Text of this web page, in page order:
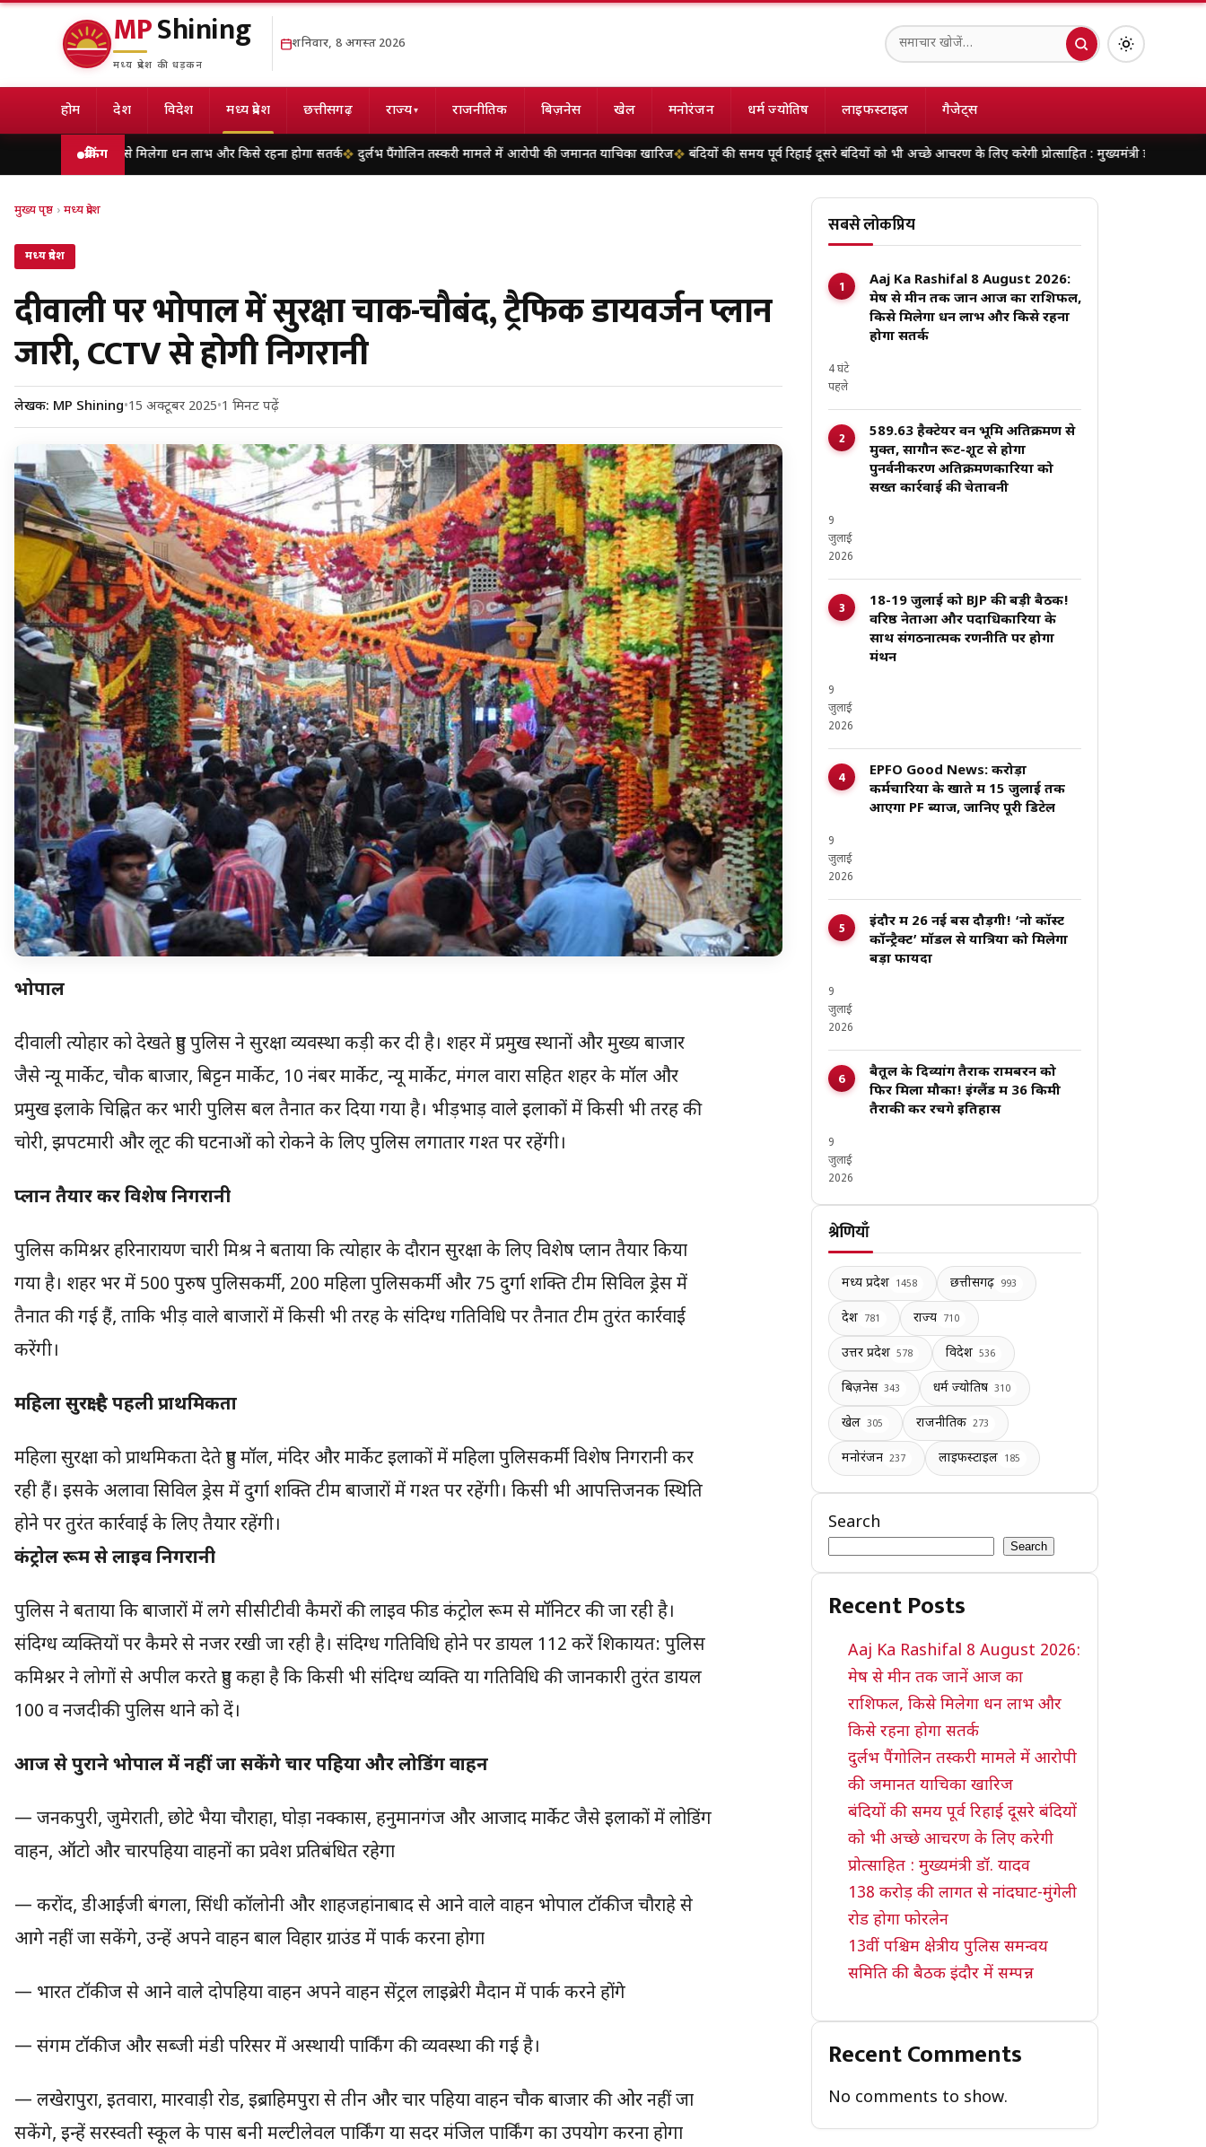
MPShining
मध्य प्रदेश की धड़कन
शनिवार, 8 अगस्त 2026
होम देश विदेश मध्य प्रदेश छत्तीसगढ़ राज्य▾ राजनीतिक बिज़नेस खेल मनोरंजन धर्म ज्योतिष लाइफस्टाइल गैजेट्स
ब्रेकिंग
किसे मिलेगा धन लाभ और किसे रहना होगा सतर्क दुर्लभ पैंगोलिन तस्करी मामले में आरोपी की जमानत याचिका खारिज बंदियों की समय पूर्व रिहाई दूसरे बंदियों को भी अच्छे आचरण के लिए करेगी प्रोत्साहित : मुख्यमंत्री डॉ. यादव 138 करोड़ की
मुख्य पृष्ठ › मध्य प्रदेश
मध्य प्रदेश
दीवाली पर भोपाल में सुरक्षा चाक-चौबंद, ट्रैफिक डायवर्जन प्लान
जारी, CCTV से होगी निगरानी
लेखक: MP Shining•15 अक्टूबर 2025•1 मिनट पढ़ें
भोपाल
दीवाली त्योहार को देखते हुए पुलिस ने सुरक्षा व्यवस्था कड़ी कर दी है। शहर में प्रमुख स्थानों और मुख्य बाजार
जैसे न्यू मार्केट, चौक बाजार, बिट्टन मार्केट, 10 नंबर मार्केट, न्यू मार्केट, मंगल वारा सहित शहर के मॉल और
प्रमुख इलाके चिह्नित कर भारी पुलिस बल तैनात कर दिया गया है। भीड़भाड़ वाले इलाकों में किसी भी तरह की
चोरी, झपटमारी और लूट की घटनाओं को रोकने के लिए पुलिस लगातार गश्त पर रहेंगी।
प्लान तैयार कर विशेष निगरानी
पुलिस कमिश्नर हरिनारायण चारी मिश्र ने बताया कि त्योहार के दौरान सुरक्षा के लिए विशेष प्लान तैयार किया
गया है। शहर भर में 500 पुरुष पुलिसकर्मी, 200 महिला पुलिसकर्मी और 75 दुर्गा शक्ति टीम सिविल ड्रेस में
तैनात की गई हैं, ताकि भीड़ वाले बाजारों में किसी भी तरह के संदिग्ध गतिविधि पर तैनात टीम तुरंत कार्रवाई
करेंगी।
महिला सुरक्षा है पहली प्राथमिकता
महिला सुरक्षा को प्राथमिकता देते हुए मॉल, मंदिर और मार्केट इलाकों में महिला पुलिसकर्मी विशेष निगरानी कर
रही हैं। इसके अलावा सिविल ड्रेस में दुर्गा शक्ति टीम बाजारों में गश्त पर रहेंगी। किसी भी आपत्तिजनक स्थिति
होने पर तुरंत कार्रवाई के लिए तैयार रहेंगी।
कंट्रोल रूम से लाइव निगरानी
पुलिस ने बताया कि बाजारों में लगे सीसीटीवी कैमरों की लाइव फीड कंट्रोल रूम से मॉनिटर की जा रही है।
संदिग्ध व्यक्तियों पर कैमरे से नजर रखी जा रही है। संदिग्ध गतिविधि होने पर डायल 112 करें शिकायत: पुलिस
कमिश्नर ने लोगों से अपील करते हुए कहा है कि किसी भी संदिग्ध व्यक्ति या गतिविधि की जानकारी तुरंत डायल
100 व नजदीकी पुलिस थाने को दें।
आज से पुराने भोपाल में नहीं जा सकेंगे चार पहिया और लोडिंग वाहन
— जनकपुरी, जुमेराती, छोटे भैया चौराहा, घोड़ा नक्कास, हनुमानगंज और आजाद मार्केट जैसे इलाकों में लोडिंग
वाहन, ऑटो और चारपहिया वाहनों का प्रवेश प्रतिबंधित रहेगा
— करोंद, डीआईजी बंगला, सिंधी कॉलोनी और शाहजहांनाबाद से आने वाले वाहन भोपाल टॉकीज चौराहे से
आगे नहीं जा सकेंगे, उन्हें अपने वाहन बाल विहार ग्राउंड में पार्क करना होगा
— भारत टॉकीज से आने वाले दोपहिया वाहन अपने वाहन सेंट्रल लाइब्रेरी मैदान में पार्क करने होंगे
— संगम टॉकीज और सब्जी मंडी परिसर में अस्थायी पार्किंग की व्यवस्था की गई है।
— लखेरापुरा, इतवारा, मारवाड़ी रोड, इब्राहिमपुरा से तीन और चार पहिया वाहन चौक बाजार की ओर नहीं जा
सकेंगे, इन्हें सरस्वती स्कूल के पास बनी मल्टीलेवल पार्किंग या सदर मंजिल पार्किंग का उपयोग करना होगा
सबसे लोकप्रिय
Aaj Ka Rashifal 8 August 2026:
मेष से मीन तक जानें आज का राशिफल,
किसे मिलेगा धन लाभ और किसे रहना
होगा सतर्क
4 घंटे
पहले
589.63 हैक्टेयर वन भूमि अतिक्रमण से
मुक्त, सागौन रूट-शूट से होगा
पुनर्वनीकरण अतिक्रमणकारियों को
सख्त कार्रवाई की चेतावनी
9
जुलाई
2026
18-19 जुलाई को BJP की बड़ी बैठक!
वरिष्ठ नेताओं और पदाधिकारियों के
साथ संगठनात्मक रणनीति पर होगा
मंथन
9
जुलाई
2026
EPFO Good News: करोड़ों
कर्मचारियों के खाते में 15 जुलाई तक
आएगा PF ब्याज, जानिए पूरी डिटेल
9
जुलाई
2026
इंदौर में 26 नई बसें दौड़ेंगी! ‘नो कॉस्ट
कॉन्ट्रैक्ट’ मॉडल से यात्रियों को मिलेगा
बड़ा फायदा
9
जुलाई
2026
बैतूल के दिव्यांग तैराक रामबरन को
फिर मिला मौका! इंग्लैंड में 36 किमी
तैराकी कर रचेंगे इतिहास
9
जुलाई
2026
श्रेणियाँ
मध्य प्रदेश 1458 छत्तीसगढ़ 993
देश 781 राज्य 710
उत्तर प्रदेश 578 विदेश 536
बिज़नेस 343 धर्म ज्योतिष 310
खेल 305 राजनीतिक 273
मनोरंजन 237 लाइफस्टाइल 185
Search
Search
Recent Posts
Aaj Ka Rashifal 8 August 2026:
मेष से मीन तक जानें आज का
राशिफल, किसे मिलेगा धन लाभ और
किसे रहना होगा सतर्क
दुर्लभ पैंगोलिन तस्करी मामले में आरोपी
की जमानत याचिका खारिज
बंदियों की समय पूर्व रिहाई दूसरे बंदियों
को भी अच्छे आचरण के लिए करेगी
प्रोत्साहित : मुख्यमंत्री डॉ. यादव
138 करोड़ की लागत से नांदघाट-मुंगेली
रोड होगा फोरलेन
13वीं पश्चिम क्षेत्रीय पुलिस समन्वय
समिति की बैठक इंदौर में सम्पन्न
Recent Comments
No comments to show.